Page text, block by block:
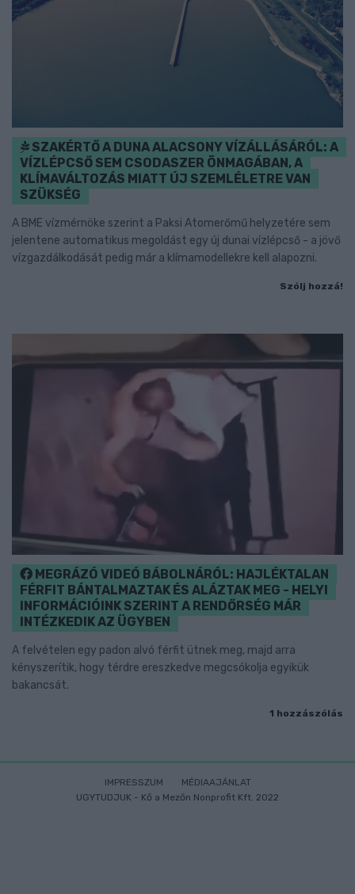
SZAKÉRTŐ A DUNA ALACSONY VÍZÁLLÁSÁRÓL: A
VÍZLÉPCSŐ SEM CSODASZER ÖNMAGÁBAN, A
KLÍMAVÁLTOZÁS MIATT ÚJ SZEMLÉLETRE VAN
SZÜKSÉG
A BME vízmérnöke szerint a Paksi Atomerőmű helyzetére sem
jelentene automatikus megoldást egy új dunai vízlépcső - a jövő
vízgazdálkodását pedig már a klímamodellekre kell alapozni.
Szólj hozzá!
MEGRÁZÓ VIDEÓ BÁBOLNÁRÓL: HAJLÉKTALAN
FÉRFIT BÁNTALMAZTAK ÉS ALÁZTAK MEG - HELYI
INFORMÁCIÓINK SZERINT A RENDŐRSÉG MÁR
INTÉZKEDIK AZ ÜGYBEN
A felvételen egy padon alvó férfit ütnek meg, majd arra
kényszerítik, hogy térdre ereszkedve megcsókolja egyikük
bakancsát.
1 hozzászólás
IMPRESSZUM
MÉDIAAJÁNLAT
UGYTUDJUK - Kő a Mezőn Nonprofit Kft. 2022